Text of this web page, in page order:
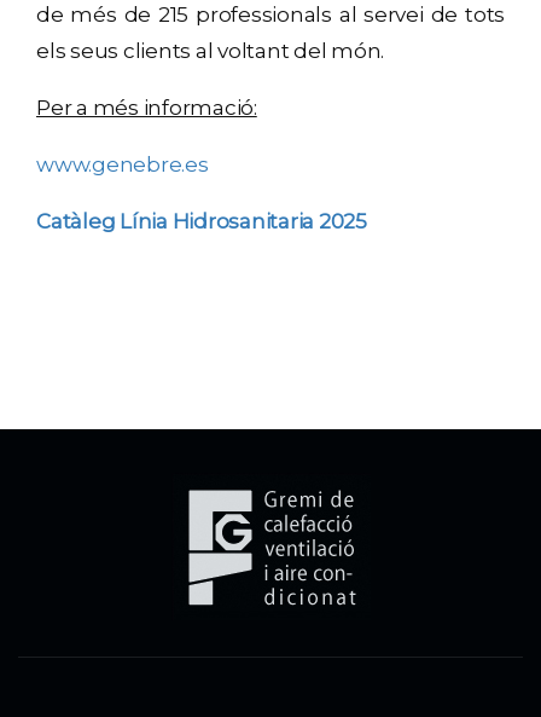
de més de 215 professionals al servei de tots
els seus clients al voltant del món.
Per a més informació:
www.genebre.es
Catàleg Línia Hidrosanitaria 2025